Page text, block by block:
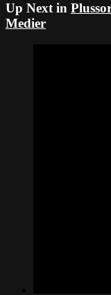
Up Next in
Medier